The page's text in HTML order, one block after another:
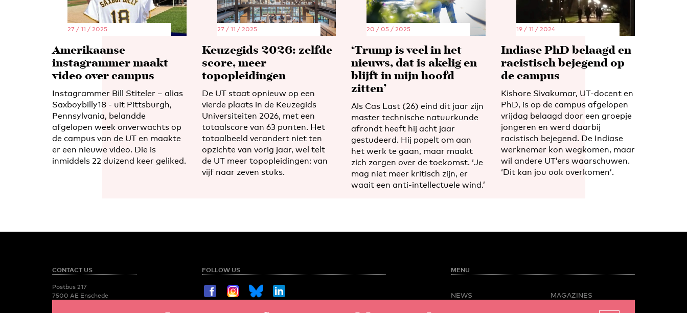
27 / 11 / 2025
Amerikaanse
instagrammer maakt
video over campus
Instagrammer Bill Stiteler – alias
Saxboybilly18 - uit Pittsburgh,
Pennsylvania, belandde
afgelopen week onverwachts op
de campus van de UT en maakte
er een nieuwe video. Die is
inmiddels 22 duizend keer geliked.
27 / 11 / 2025
Keuzegids 2026: zelfde
score, meer
topopleidingen
De UT staat opnieuw op een
vierde plaats in de Keuzegids
Universiteiten 2026, met een
totaalscore van 63 punten. Het
totaalbeeld verandert niet ten
opzichte van vorig jaar, wel telt
de UT meer topopleidingen: van
vijf naar zeven stuks.
20 / 05 / 2025
‘Trump is veel in het
nieuws, dat is akelig en
blijft in mijn hoofd
zitten’
Als Cas Last (26) eind dit jaar zijn
master technische natuurkunde
afrondt heeft hij acht jaar
gestudeerd. Hij popelt om aan
het werk te gaan, maar maakt
zich zorgen over de toekomst. ‘Je
mag niet meer kritisch zijn, er
waait een anti-intellectuele wind.’
19 / 11 / 2024
Indiase PhD belaagd en
racistisch bejegend op
de campus
Kishore Sivakumar, UT-docent en
PhD, is op de campus afgelopen
vrijdag belaagd door een groepje
jongeren en werd daarbij
racistisch bejegend. De Indiase
werknemer kon wegkomen, maar
wil andere UT’ers waarschuwen.
‘Dit kan jou ook overkomen’.
CONTACT US
Postbus 217
7500 AE Enschede
FOLLOW US MENU
NEWS
MAGAZINES